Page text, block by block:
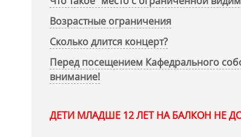
Возрастные ограничения
Сколько длится концерт?
Перед посещением Кафедрального
внимание!
ДЕТИ МЛАДШЕ 12 ЛЕТ НА БАЛКОН НЕ